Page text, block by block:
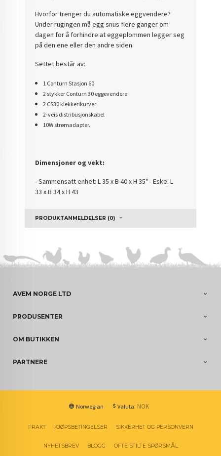
Hvorfor trenger du automatiske eggvendere?
Under rugingen må egg snus flere ganger om
dagen for å forhindre at eggeplommen legger seg
på den ene eller den andre siden.
Settet består av:
1 Conturn Stasjon 60
2 stykker Conturn 30 eggevendere
2 CS30 klekkerikurver
2-veis distribusjonskabel
10W strømadapter.
Dimensjoner og vekt:
- Sammensatt enhet: L 35 x B 40 x H 35" - Eske: L
33 x B 34 x H 43
PRODUKTANMELDELSER (0)
AVEM NORGE LTD
PRODUSENTER
OM BUTIKKEN
PARTNERE
Norwegian Valuta: NOK
FRAKT KJØPSBETINGELSER SIKKERHET OG PERSONVERN
NYHETSBREV BLOGG OFTE STILTE SPØRSMÅL